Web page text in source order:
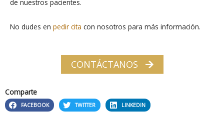
de nuestros pacientes.
No dudes en pedir cita con nosotros para más información.
CONTÁCTANOS
Comparte
FACEBOOK TWITTER LINKEDIN